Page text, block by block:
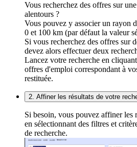
Vous recherchez des offres sur
alentours ?
Vous pouvez y associer un rayon
0 et 100 km (par défaut la valeur
Si vous recherchez des offres sur
devez alors effectuer deux
Lancez votre recherche en
offres d'emploi correspondant à
restituée.
2. Affiner les résultats de votre
Si besoin, vous pouvez affiner les
en sélectionnant des filtres et
de recherche.